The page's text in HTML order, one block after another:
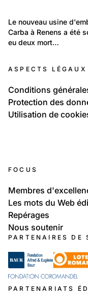
Politique et Société:
Explosion de la
Le nouveau usine
Carba à Renens a été
eu deux mort…
ASPECTS LÉGAUX
Conditions
Protection des
Utilisation de
FOCUS
Membres
Les mots du Web
Repérages
Nous soutenir
PARTENAIRES DE
PARTENARIATS